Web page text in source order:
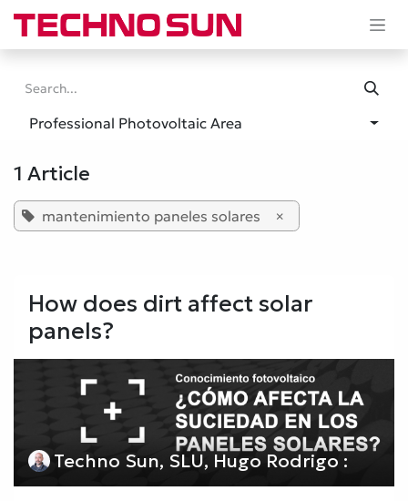
Skip to Content
Professional Photovoltaic Area
1 Article
mantenimiento paneles solares ×
How does dirt affect solar
panels?
Techno Sun, SLU, Hugo Rodrigo :